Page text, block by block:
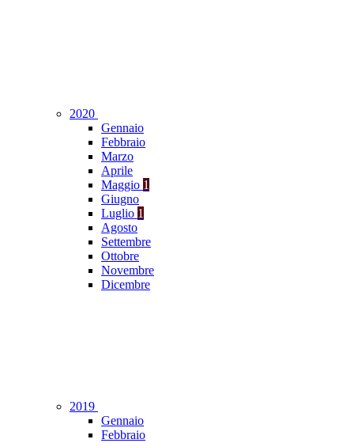
2020
Gennaio
Febbraio
Marzo
Aprile
Maggio 1
Giugno
Luglio 1
Agosto
Settembre
Ottobre
Novembre
Dicembre
2019
Gennaio
Febbraio